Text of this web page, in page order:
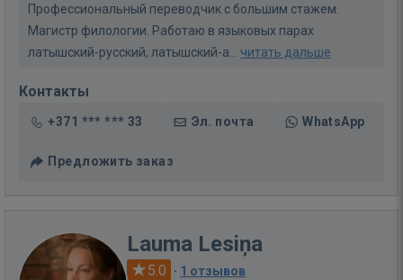
Профессиональный переводчик с большим стажем.
Магистр филологии. Работаю в языковых парах
латышский-русский, латышский-а... читать дальше
Контакты
+371 *** *** 33 Эл. почта WhatsApp
Предложить заказ
Lauma Lesiņa
5.0 · 1 отзывов